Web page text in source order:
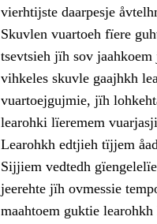
vierhtijste daarpesje
Skuvlen vuartoeh fïere
tsevtsieh jïh sov
vihkeles skuvle gaajhkh
vuartoejgujmie, jïh
learohki lïeremem
Learohkh edtjieh tïjjem
Sijjiem vedtedh
jeerehte jïh ovmessie
maahtoem guktie